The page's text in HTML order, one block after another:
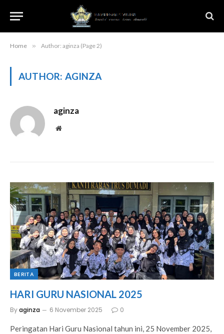
Home » Author: aginza (Page 2)
AUTHOR: AGINZA
aginza
Website
BERITA
HARI GURU NASIONAL 2025
Byaginza 6 November 2025 0
Peringatan Hari Guru Nasional tahun ini, 25 November 2025,